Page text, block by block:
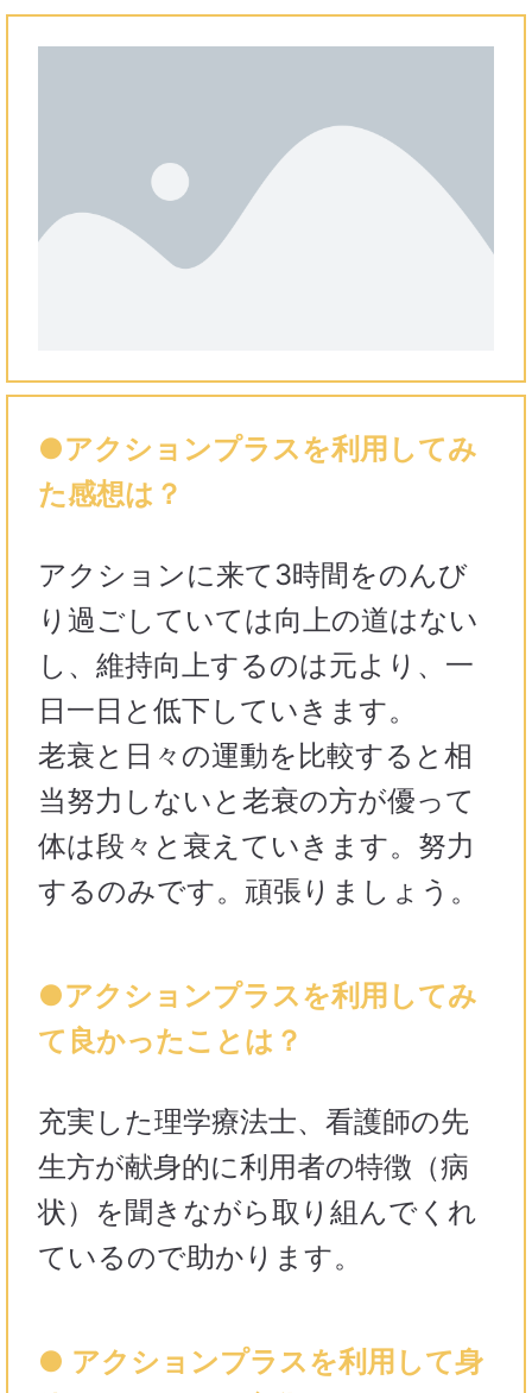
●アクションプラスを利用してみ
た感想は？
アクションに来て3時間をのんび
り過ごしていては向上の道はない
し、維持向上するのは元より、一
日一日と低下していきます。
老衰と日々の運動を比較すると相
当努力しないと老衰の方が優って
体は段々と衰えていきます。努力
するのみです。頑張りましょう。
●アクションプラスを利用してみ
て良かったことは？
充実した理学療法士、看護師の先
生方が献身的に利用者の特徴（病
状）を聞きながら取り組んでくれ
ているので助かります。
● アクションプラスを利用して身